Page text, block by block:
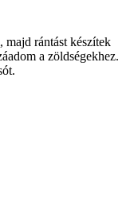
majd rántást készítek
a zöldségekhez.